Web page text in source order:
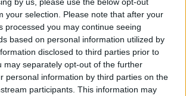
your selection. Please note that after your
processed you may continue seeing
based on personal information utilized by
disclosed to third parties prior to
may separately opt-out of the further
personal information by third parties on the
participants. This information may
siguruar